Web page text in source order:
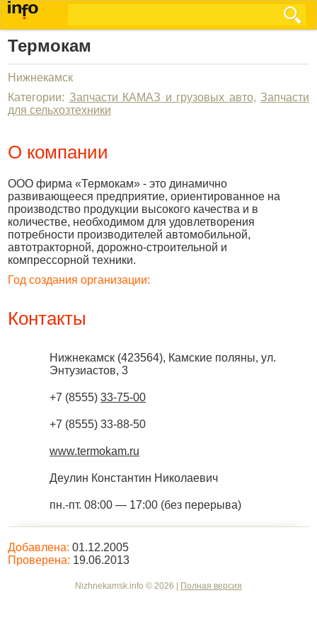
Термокам
Нижнекамск
Категории: Запчасти КАМАЗ и грузовых авто, Запчасти
для сельхозтехники
О компании
ООО фирма «Термокам» - это динамично
развивающееся предприятие, ориентированное на
производство продукции высокого качества и в
количестве, необходимом для удовлетворения
потребности производителей автомобильной,
автотракторной, дорожно-строительной и
компрессорной техники.
Год создания организации:
Контакты
Нижнекамск (423564), Камские поляны, ул.
Энтузиастов, 3
+7 (8555) 33-75-00
+7 (8555) 33-88-50
www.termokam.ru
Деулин Константин Николаевич
пн.-пт. 08:00 — 17:00 (без перерыва)
Добавлена: 01.12.2005
Проверена: 19.06.2013
Nizhnekamsk.info © 2026 | Полная версия